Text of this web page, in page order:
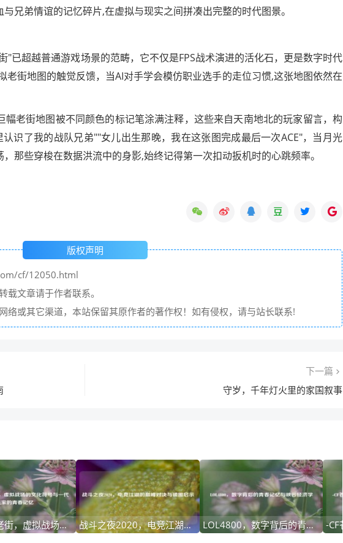
兄弟情谊的记忆碎片,在虚拟与现实之间拼凑出完整的时代图景。
"已超越普通游戏场景的范畴，它不仅是FPS战术演进的活化石，更是数字时代
老街地图的触觉反馈，当AI对手学会模仿职业选手的走位习惯,这张地图依然在
老街地图被不同颜色的标记笔涂满注释，这些来自天南地北的玩家留言，构
识了我的战队兄弟""女儿出生那晚，我在这张图完成最后一次ACE"，当月光
那些穿梭在数据洪流中的身影,始终记得第一次扣动扳机时的心跳频率。
版权声明
cf/12050.html
文章请于作者联系。
络或其它渠道，本站保留其原作者的著作权！如有侵权，请与站长联系!
下一篇
守岁，千年灯火里的家国叙事
穿越火线·老街，虚拟战场的文化符号与一代玩家的青春记忆 战斗之夜2020，电竞江湖的巅峰对决与破圈启示 LOL4800，数字背后的青春记忆与峡谷经济学